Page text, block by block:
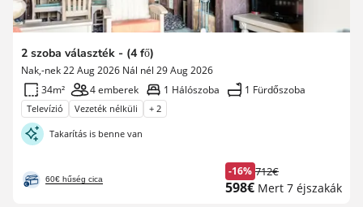
2 szoba választék - (4 fő)
Nak,-nek 22 Aug 2026 Nál nél 29 Aug 2026
34m²
4 emberek 1 Hálószoba 1 Fürdőszoba
Televízió Vezeték nélküli + 2
Takarítás is benne van
60€ hűség cica
-16%
Korábbi
díj
712€
Új
598€ Mert 7 éjszakák